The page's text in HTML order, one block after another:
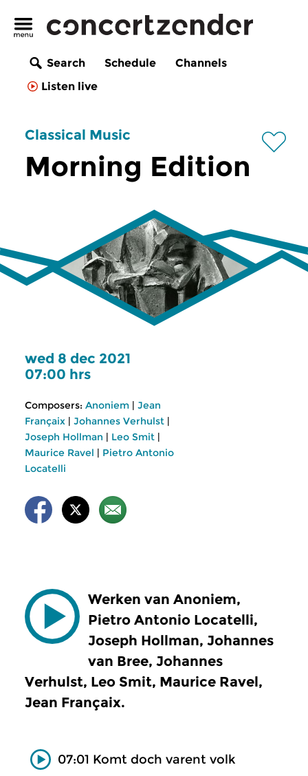
Search Schedule
Channels
Listen live
Classical Music
Morning Edition
wed 8 dec 2021
07:00 hrs
Composers: Anoniem | Jean
Françaix | Johannes Verhulst |
Joseph Hollman | Leo Smit |
Maurice Ravel | Pietro Antonio
Locatelli
Werken van Anoniem,
Pietro Antonio Locatelli,
Joseph Hollman, Johannes
van Bree, Johannes
Verhulst, Leo Smit, Maurice Ravel,
Jean Françaix.
07:01 Komt doch varent volk